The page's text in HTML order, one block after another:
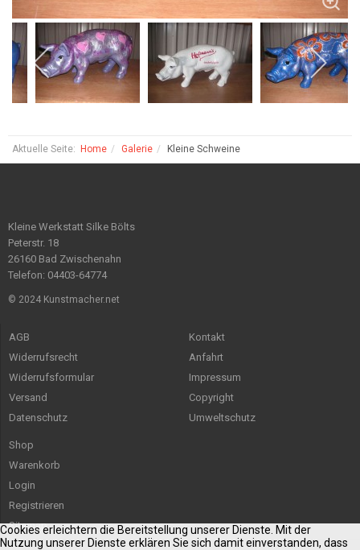
Aktuelle Seite: Home Galerie Kleine Schweine
Kleine Werkstatt Silke Bölts
Peterstr. 18
26160 Bad Zwischenahn
Telefon: 04403-64774
© 2024 Kunstmacher.net
AGB
Widerrufsrecht
Widerrufsformular
Versand
Datenschutz
Kontakt
Anfahrt
Impressum
Copyright
Umweltschutz
Shop
Warenkorb
Login
Registrieren
Sitemap
Cookies erleichtern die Bereitstellung unserer Dienste. Mit der
Nutzung unserer Dienste erklären Sie sich damit einverstanden, dass